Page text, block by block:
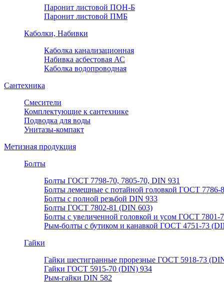
Паронит листовой ПОН-Б
Паронит листовой ПМБ
Каболки, Набивки
Каболка канализационная
Набивка асбестовая АС
Каболка водопроводная
Сантехника
Смесители
Комплектующие к сантехнике
Подводка для воды
Унитазы-компакт
Метизная продукция
Болты
Болты ГОСТ 7798-70, 7805-70, DIN 931
Болты лемешные с потайной головкой ГОСТ 7786-
Болты с полной резьбой DIN 933
Болты ГОСТ 7802-81 (DIN 603)
Болты с увеличенной головкой и усом ГОСТ 7801-
Рым-болты с бутиком и канавкой ГОСТ 4751-73
Гайки
Гайки шестигранные прорезные ГОСТ 5918-73
Гайки ГОСТ 5915-70 (DIN) 934
Рым-гайки DIN 582